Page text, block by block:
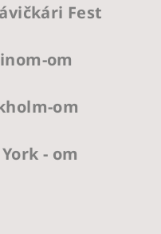
Fest
om
om
- om